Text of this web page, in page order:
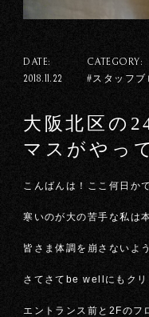
DATE:
2018.11.22
CATEGORY:
#スタッフブ
大阪北区の
マスがやっ
こんばんは！ここ何日か
寒いのが大の苦手な私は
皆さま体調を崩さないよ
さてさてbe wellにもク
エントランス前と2Fの